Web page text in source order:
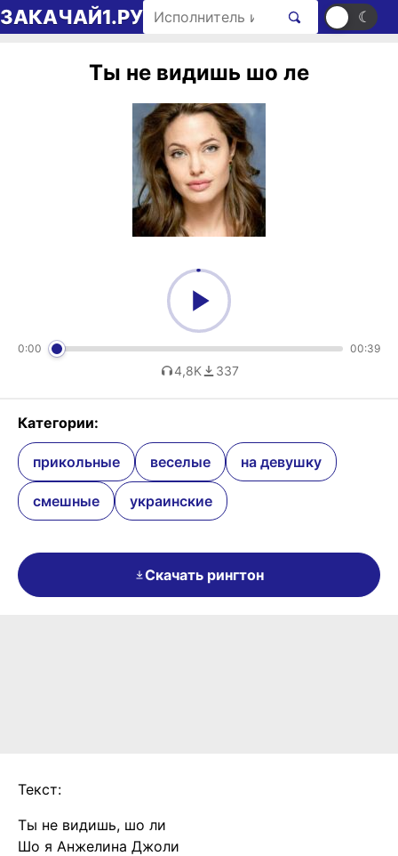
Перейти к содержимому
ЗАКАЧАЙ1.РУ Поиск рингтонов ☀ ☾
Ты не видишь шо ле
0:00 00:39
4,8K 337
Категории:
прикольные веселые на девушку
смешные украинские
Скачать рингтон
Текст:
Ты не видишь, шо ли
Шо я Анжелина Джоли